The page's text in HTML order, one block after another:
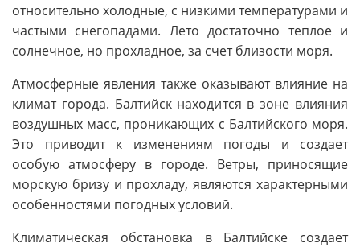
относительно холодные, с низкими температурами и
частыми снегопадами. Лето достаточно теплое и
солнечное, но прохладное, за счет близости моря.
Атмосферные явления также оказывают влияние на
климат города. Балтийск находится в зоне влияния
воздушных масс, проникающих с Балтийского моря.
Это приводит к изменениям погоды и создает
особую атмосферу в городе. Ветры, приносящие
морскую бризу и прохладу, являются характерными
особенностями погодных условий.
Климатическая обстановка в Балтийске создает